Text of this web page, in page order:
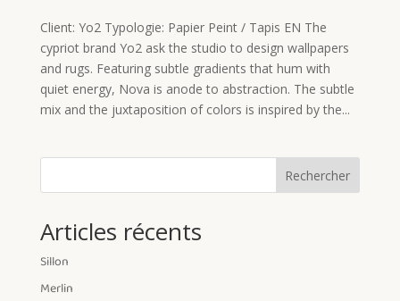
Client: Yo2 Typologie: Papier Peint / Tapis EN The
cypriot brand Yo2 ask the studio to design wallpapers
and rugs. Featuring subtle gradients that hum with
quiet energy, Nova is anode to abstraction. The subtle
mix and the juxtaposition of colors is inspired by the...
Rechercher
Articles récents
Sillon
Merlin